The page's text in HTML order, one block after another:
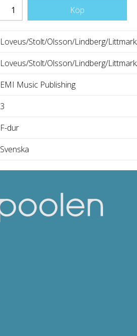
Köp
Loveus/Stolt/Olsson/Lindberg/
Loveus/Stolt/Olsson/Lindberg/
EMI Music Publishing
3
F-dur
Svenska